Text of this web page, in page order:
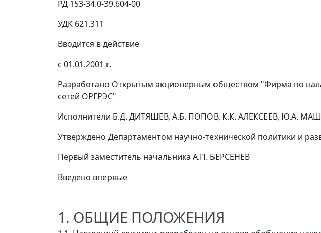
РД 153-34.0-39.604-00
УДК 621.311
Вводится в действие
с 01.01.2001 г.
Разработано Открытым акционерным обществом "Фирма по
сетей ОРГРЭС"
Исполнители Б.Д. ДИТЯШЕВ, А.Б. ПОПОВ, К.К. АЛЕКСЕЕВ, Ю.А.
Утверждено Департаментом научно-технической политики и
Первый заместитель начальника А.П. БЕРСЕНЕВ
Введено впервые
1. ОБЩИЕ ПОЛОЖЕНИЯ